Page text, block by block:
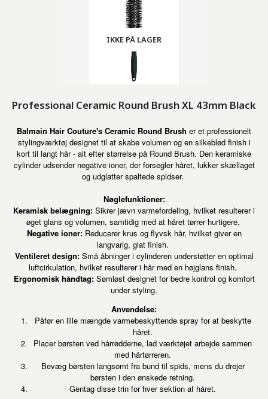
IKKE PÅ LAGER
Professional Ceramic Round Brush XL 43mm Black
Balmain Hair Couture's Ceramic Round Brush er et professionelt
stylingværktøj designet til at skabe volumen og en silkeblød finish i
kort til langt hår - alt efter størrelse på Round Brush. Den keramiske
cylinder udsender negative ioner, der forsegler håret, lukker skællaget
og udglatter spaltede spidser.
Nøglefunktioner:
Keramisk belægning: Sikrer jævn varmefordeling, hvilket resulterer i
øget glans og volumen, samtidig med at håret tørrer hurtigere.
Negative ioner:Reducerer krus og flyvsk hår, hvilket giver en
langvarig, glat finish.
Ventileret design:Små åbninger i cylinderen understøtter en optimal
luftcirkulation, hvilket resulterer i hår med en højglans finish.
Ergonomisk håndtag:Sømløst designet for bedre kontrol og komfort
under styling.
Anvendelse:
Påfør en lille mængde varmebeskyttende spray for at beskytte
håret.
Placer børsten ved hårrødderne, lad værktøjet arbejde sammen
med hårtørreren.
Bevæg børsten langsomt fra bund til spids, mens du drejer
børsten i den ønskede retning.
Gentag disse trin for hver sektion af håret.